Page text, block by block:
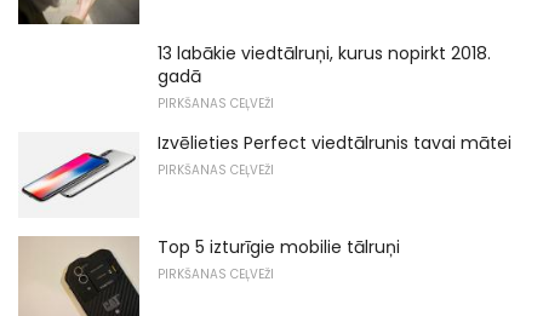
13 labākie viedtālruņi, kurus nopirkt 2018.
gadā
PIRKŠANAS CEĻVEŽI
Izvēlieties Perfect viedtālrunis tavai mātei
PIRKŠANAS CEĻVEŽI
Top 5 izturīgie mobilie tālruņi
PIRKŠANAS CEĻVEŽI